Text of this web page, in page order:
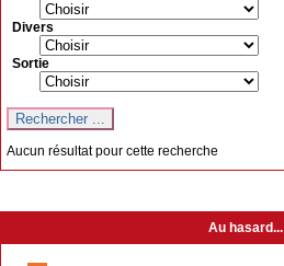
Divers
Sortie
Aucun résultat pour cette recherche
Au hasard...